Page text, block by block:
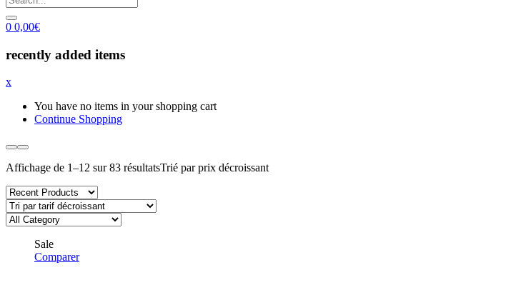
0 0,00€
recently added items
x
You have no items in your shopping cart
Continue Shopping
Affichage de 1–12 sur 83 résultatsTrié par prix décroissant
Sale
Comparer